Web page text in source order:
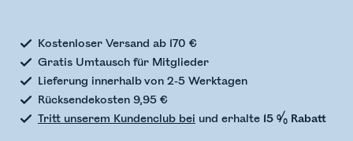
Kostenloser Versand ab 170 €
Gratis Umtausch für Mitglieder
Lieferung innerhalb von 2-5 Werktagen
Rücksendekosten 9,95 €
Tritt unserem Kundenclub bei und erhalte 15 % Rabatt